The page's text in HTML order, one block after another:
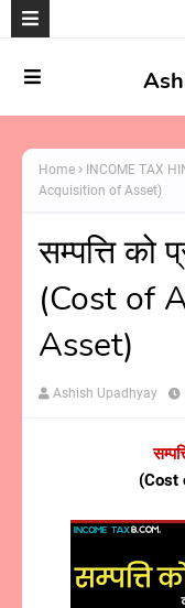
Home INCOME TAX
Acquisition of Asset)
सम्पत्ति को
(Cost of
Asset)
Ashish Upadhyay
(Cost